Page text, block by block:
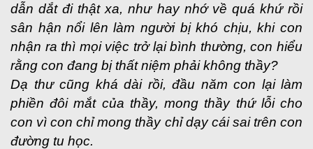
dẫn dắt đi thật xa, như hay nhớ về quá khứ rồi
sân hận nổi lên làm người bị khó chịu, khi con
nhận ra thì mọi việc trở lại bình thường, con hiểu
rằng con đang bị thất niệm phải không thầy?
Dạ thư cũng khá dài rồi, đầu năm con lại làm
phiền đôi mắt của thầy, mong thầy thứ lỗi cho
con vì con chỉ mong thầy chỉ dạy cái sai trên con
đường tu học.